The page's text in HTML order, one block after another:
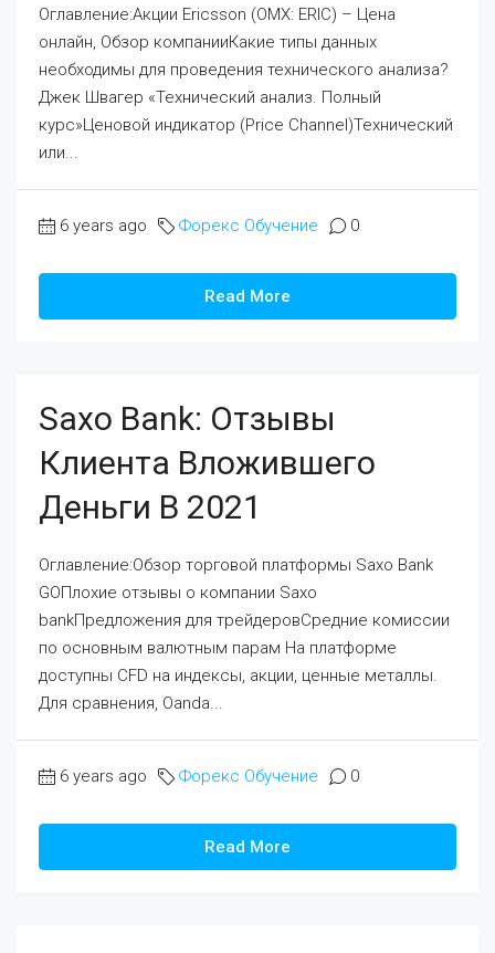
Оглавление:Акции Ericsson (OMX: ERIC) – Цена
онлайн, Обзор компанииКакие типы данных
необходимы для проведения технического анализа?
Джек Швагер «Технический анализ. Полный
курс»Ценовой индикатор (Price Channel)Технический
или...
6 years ago Форекс Обучение 0
Read More
Saxo Bank: Отзывы
Клиента Вложившего
Деньги В 2021
Оглавление:Обзор торговой платформы Saxo Bank
GOПлохие отзывы о компании Saxo
bankПредложения для трейдеровСредние комиссии
по основным валютным парам На платформе
доступны CFD на индексы, акции, ценные металлы.
Для сравнения, Oanda...
6 years ago Форекс Обучение 0
Read More